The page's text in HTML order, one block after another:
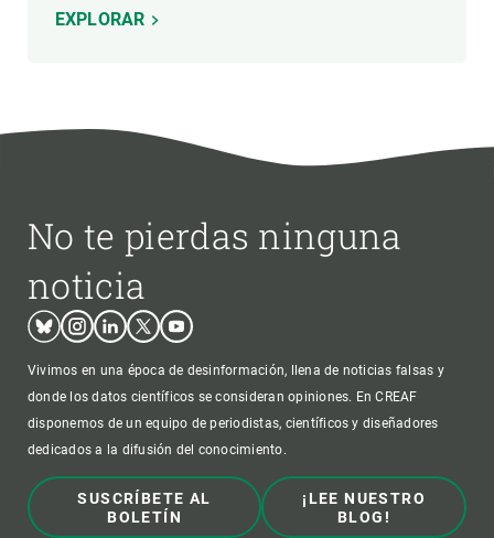
EXPLORAR
No te pierdas ninguna
noticia
BlueskyInstagram
LinkedinTwitterYoutube
Vivimos en una época de desinformación, llena de noticias falsas y
donde los datos científicos se consideran opiniones. En CREAF
disponemos de un equipo de periodistas, científicos y diseñadores
dedicados a la difusión del conocimiento.
SUSCRÍBETE AL
BOLETÍN
¡LEE NUESTRO
BLOG!